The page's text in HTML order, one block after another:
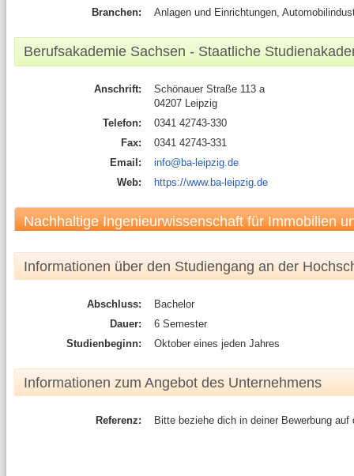
Branchen: Anlagen und Einrichtungen,
Berufsakademie Sachsen - Staatliche
Anschrift:
Schönauer Straße 113 a
04207 Leipzig
Telefon:
0341 42743-330
Fax:
0341 42743-331
Email:
info@ba-leipzig.de
Web:
https://www.ba-leipzig.de
Nachhaltige Ingenieurwissenschaft für Immobilien
Informationen über den Studiengang an der
Abschluss:
Bachelor
Dauer:
6 Semester
Studienbeginn:
Oktober eines jeden Jahres
Informationen zum Angebot des Unternehmens
Referenz: Bitte beziehe dich in deiner Bewerbung auf